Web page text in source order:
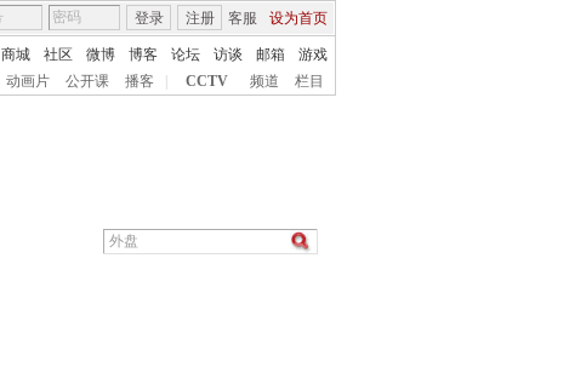
客服 设为首页
登录 注册
商城 社区 微博 博客 论坛 访谈 邮箱
游戏
动画片 公开课 播客 CCTV 频道 栏目